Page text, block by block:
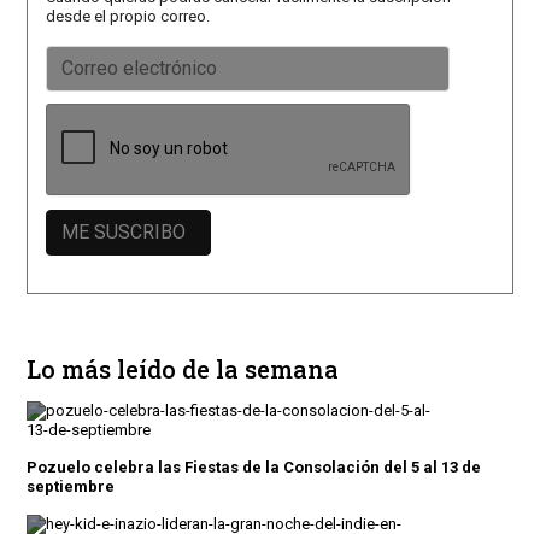
desde el propio correo.
Lo más leído de la semana
Pozuelo celebra las Fiestas de la Consolación del 5 al 13 de
septiembre